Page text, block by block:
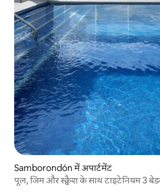
Samborondón में अपार्टमेंट
पूल, जिम और स्क्वैश के साथ टाइटेनियम 3